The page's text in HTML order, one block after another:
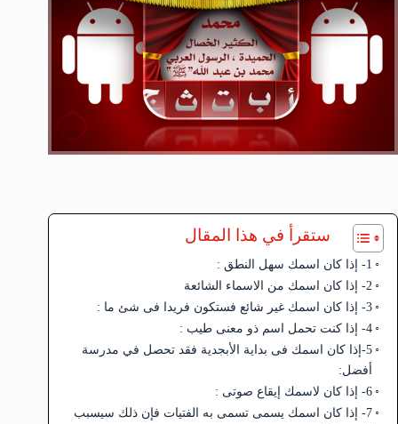
ستقرأ في هذا المقال
1- إذا كان اسمك سهل النطق :
2- إذا كان اسمك من الاسماء الشائعة
3- إذا كان اسمك غير شائع فستكون فريدا فى شئ ما :
4- إذا كنت تحمل اسم ذو معنى طيب :
5-إذا كان اسمك فى بداية الأبجدية فقد تحصل في مدرسة
أفضل:
6- إذا كان لاسمك إيقاع صوتى :
7- إذا كان اسمك يسمى تسمى به الفتيات فإن ذلك سيسبب